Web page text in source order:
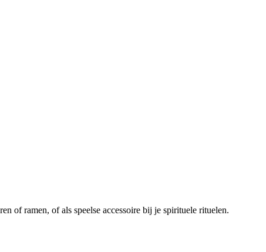
of ramen, of als speelse accessoire bij je spirituele rituelen.